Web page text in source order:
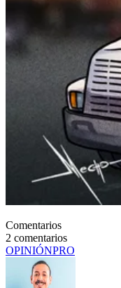
Comentarios
2 comentarios
OPINIÓNPRO